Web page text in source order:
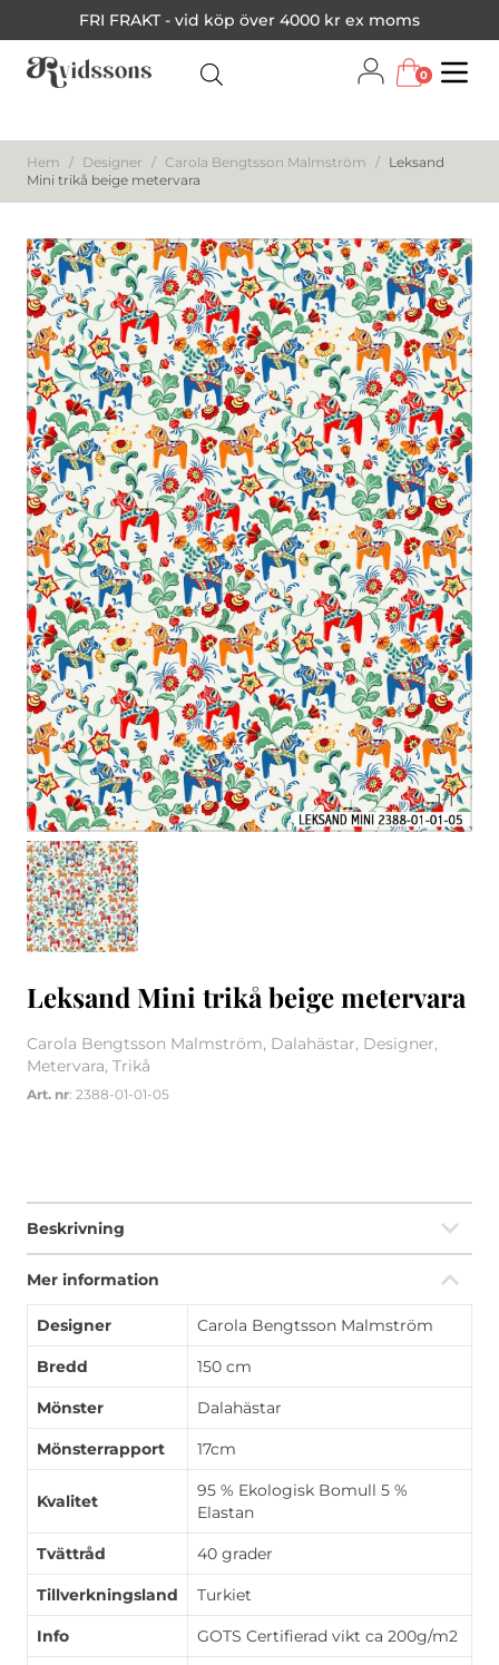
FRI FRAKT - vid köp över 4000 kr ex moms
0
Hem / Designer / Carola Bengtsson Malmström / Leksand
Mini trikå beige metervara
1/1
Leksand Mini trikå beige metervara
Carola Bengtsson Malmström, Dalahästar, Designer,
Metervara, Trikå
Art. nr: 2388-01-01-05
Beskrivning
Mer information
Designer Carola Bengtsson Malmström
Bredd 150 cm
Mönster Dalahästar
Mönsterrapport 17cm
Kvalitet
95 % Ekologisk Bomull 5 %
Elastan
Tvättråd 40 grader
Tillverkningsland Turkiet
Info GOTS Certifierad vikt ca 200g/m2